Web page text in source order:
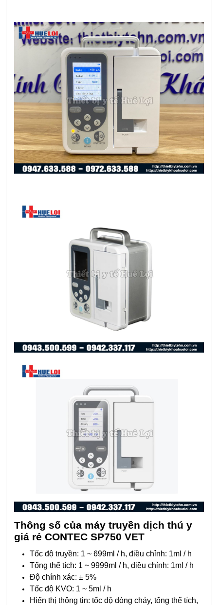
Thông số của máy truyền dịch thú y
giá rẻ CONTEC SP750 VET
Tốc độ truyền: 1 ~ 699ml / h, điều chỉnh: 1ml / h
Tổng thể tích: 1 ~ 9999ml / h, điều chỉnh: 1ml / h
Độ chính xác: ± 5%
Tốc độ KVO: 1 ~ 5ml / h
Hiển thị thông tin: tốc độ dòng chảy, tổng thể tích,